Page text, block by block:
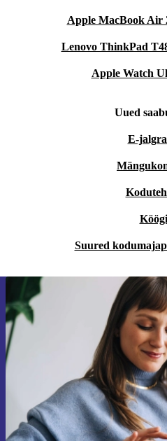
Apple MacBook Air
Lenovo ThinkPad
Apple Watch
Uued
E-
Suured
Liitu meie
Ära jäta enam